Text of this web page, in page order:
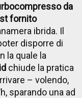
da
fornito
ibrida. Il
disporre di
la quale la
chiude la pratica
– volendo,
sparando una ad